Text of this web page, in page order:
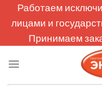
Работаем
лицами и
Принимаем